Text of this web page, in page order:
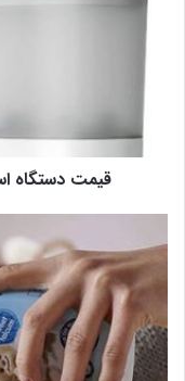
قیمت دستگاه